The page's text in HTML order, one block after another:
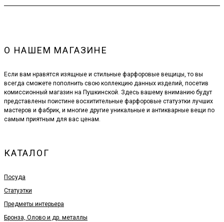
О НАШЕМ МАГАЗИНЕ
Если вам нравятся изящные и стильные фарфоровые вещицы, то вы
всегда сможете пополнить свою коллекцию данных изделий, посетив
комиссионный магазин на Пушкинской. Здесь вашему вниманию будут
представлены поистине восхитительные фарфоровые статуэтки лучших
мастеров и фабрик, и многие другие уникальные и антикварные вещи по
самым приятным для вас ценам.
КАТАЛОГ
Посуда
Статуэтки
Предметы интерьера
Бронза, Олово и др. металлы